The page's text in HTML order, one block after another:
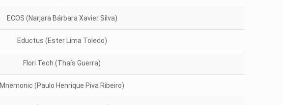
ECOS (Narjara Bárbara Xavier Silva)
Eductus (Ester Lima Toledo)
Flori Tech (Thaís Guerra)
Mnemonic (Paulo Henrique Piva Ribeiro)